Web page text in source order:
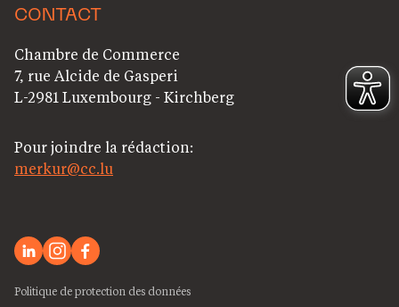
CONTACT
Chambre de Commerce
7, rue Alcide de Gasperi
L-2981 Luxembourg - Kirchberg
Pour joindre la rédaction:
merkur@cc.lu
Politique de protection des données